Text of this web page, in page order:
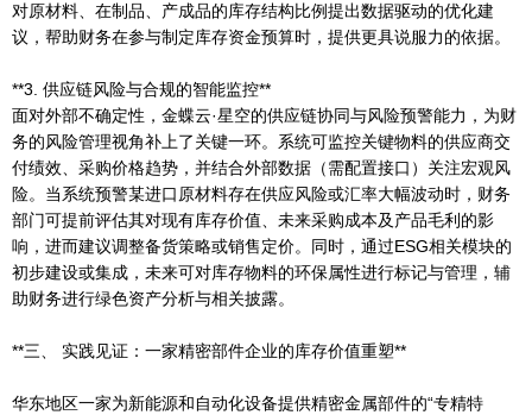
对原材料、在制品、产成品的库存结构比例提出数据驱动的优化建
议，帮助财务在参与制定库存资金预算时，提供更具说服力的依据。
**3. 供应链风险与合规的智能监控**
面对外部不确定性，金蝶云·星空的供应链协同与风险预警能力，为财
务的风险管理视角补上了关键一环。系统可监控关键物料的供应商交
付绩效、采购价格趋势，并结合外部数据（需配置接口）关注宏观风
险。当系统预警某进口原材料存在供应风险或汇率大幅波动时，财务
部门可提前评估其对现有库存价值、未来采购成本及产品毛利的影
响，进而建议调整备货策略或销售定价。同时，通过ESG相关模块的
初步建设或集成，未来可对库存物料的环保属性进行标记与管理，辅
助财务进行绿色资产分析与相关披露。
**三、 实践见证：一家精密部件企业的库存价值重塑**
华东地区一家为新能源和自动化设备提供精密金属部件的“专精特